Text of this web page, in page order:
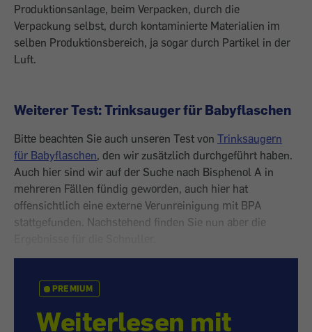
Produktionsanlage, beim Verpacken, durch die
Verpackung selbst, durch kontaminierte Materialien im
selben Produktionsbereich, ja sogar durch Partikel in der
Luft.
Weiterer Test: Trinksauger für Babyflaschen
Bitte beachten Sie auch unseren Test von Trinksaugern
für Babyflaschen, den wir zusätzlich durchgeführt haben.
Auch hier sind wir auf der Suche nach Bisphenol A in
mehreren Fällen fündig geworden, auch hier hat
offensichtlich eine externe Verunreinigung mit BPA
stattgefunden. Nachstehend finden Sie nun aber die
PREMIUM
Weiterlesen mit